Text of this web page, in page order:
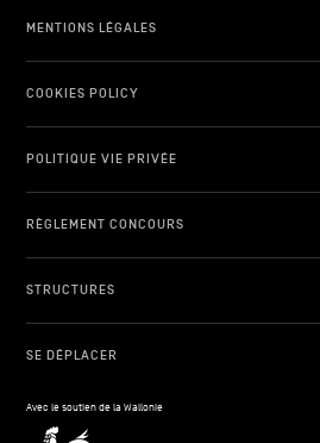
MENTIONS LÉGALES
COOKIES POLICY
POLITIQUE VIE PRIVÉE
RÈGLEMENT CONCOURS
STRUCTURES
SE DÉPLACER
Avec le soutien de la Wallonie